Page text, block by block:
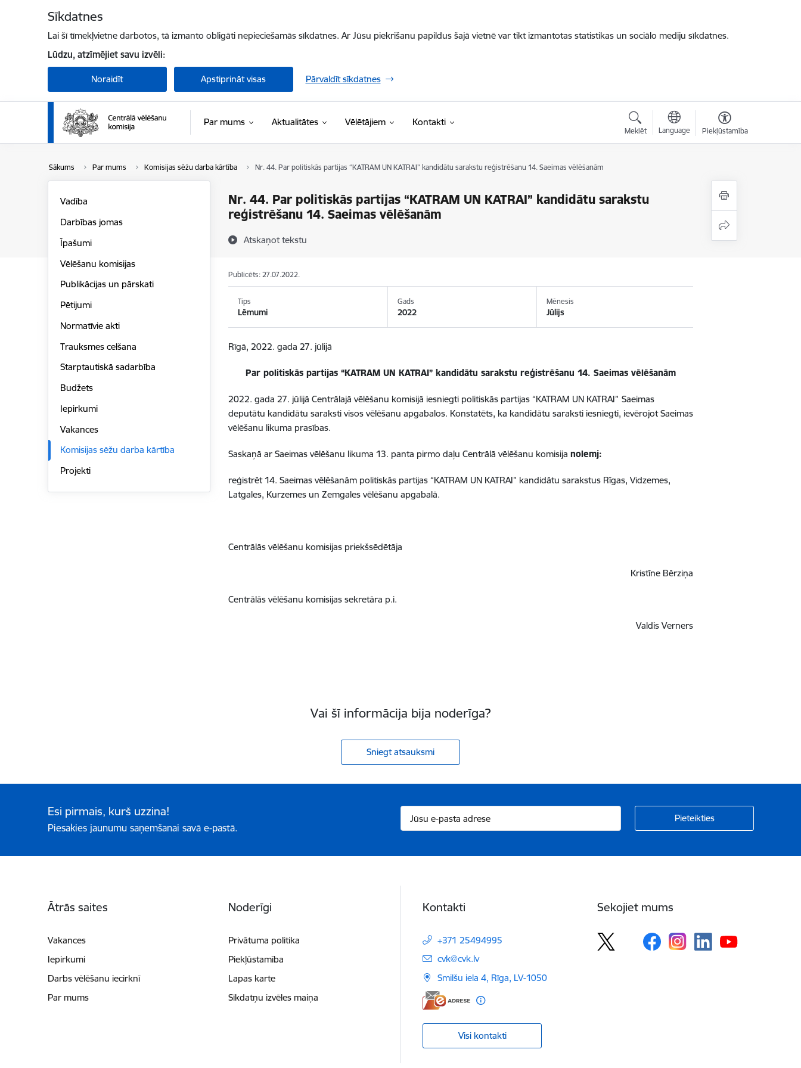
Sīkdatnes
Lai šī tīmekļvietne darbotos, tā izmanto obligāti nepieciešamās sīkdatnes. Ar Jūsu piekrišanu papildus šajā vietnē var tikt izmantotas statistikas un sociālo mediju sīkdatnes.
Lūdzu, atzīmējiet savu izvēli:
Noraidīt Apstiprināt visas Pārvaldīt sīkdatnes
Par mums Aktualitātes Vēlētājiem Kontakti
Meklēt Language Piekļūstamība
Sākums Par mums Komisijas sēžu darba kārtība Nr. 44. Par politiskās partijas “KATRAM UN KATRAI” kandidātu sarakstu reģistrēšanu 14. Saeimas vēlēšanām
Nr. 44. Par politiskās partijas “KATRAM UN KATRAI” kandidātu sarakstu
reģistrēšanu 14. Saeimas vēlēšanām
Atskaņot tekstu
Vadība
Darbības jomas
Īpašumi
Vēlēšanu komisijas
Publikācijas un pārskati
Pētijumi
Normatīvie akti
Trauksmes celšana
Starptautiskā sadarbība
Budžets
Iepirkumi
Vakances
Komisijas sēžu darba kārtība
Projekti
Publicēts: 27.07.2022.
Tips
Lēmumi
Gads
2022
Mēnesis
Jūlijs
Rīgā, 2022. gada 27. jūlijā
Par politiskās partijas “KATRAM UN KATRAI” kandidātu sarakstu reģistrēšanu 14. Saeimas vēlēšanām
2022. gada 27. jūlijā Centrālajā vēlēšanu komisijā iesniegti politiskās partijas “KATRAM UN KATRAI” Saeimas
deputātu kandidātu saraksti visos vēlēšanu apgabalos. Konstatēts, ka kandidātu saraksti iesniegti, ievērojot Saeimas
vēlēšanu likuma prasības.
Saskaņā ar Saeimas vēlēšanu likuma 13. panta pirmo daļu Centrālā vēlēšanu komisijanolemj:
reģistrēt 14. Saeimas vēlēšanām politiskās partijas “KATRAM UN KATRAI” kandidātu sarakstus Rīgas, Vidzemes,
Latgales, Kurzemes un Zemgales vēlēšanu apgabalā.
Centrālās vēlēšanu komisijas priekšsēdētāja
Kristīne Bērziņa
Centrālās vēlēšanu komisijas sekretāra p.i.
Valdis Verners
Vai šī informācija bija noderīga?
Sniegt atsauksmi
Esi pirmais, kurš uzzina!
Piesakies jaunumu saņemšanai savā e-pastā.
Ātrās saites
Vakances
Iepirkumi
Darbs vēlēšanu iecirknī
Par mums
Noderīgi
Privātuma politika
Piekļūstamība
Lapas karte
Sīkdatņu izvēles maiņa
Kontakti
+371 25494995
E-pasts:
cvk@cvk.lv
Smilšu iela 4, Rīga, LV-1050
Visi kontakti
Sekojiet mums